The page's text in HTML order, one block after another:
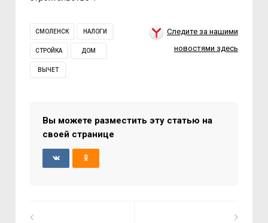
СМОЛЕНСК НАЛОГИ
СТРОЙКА ДОМ
ВЫЧЕТ
Следите за нашими
новостями здесь
Вы можете разместить эту статью на
своей странице